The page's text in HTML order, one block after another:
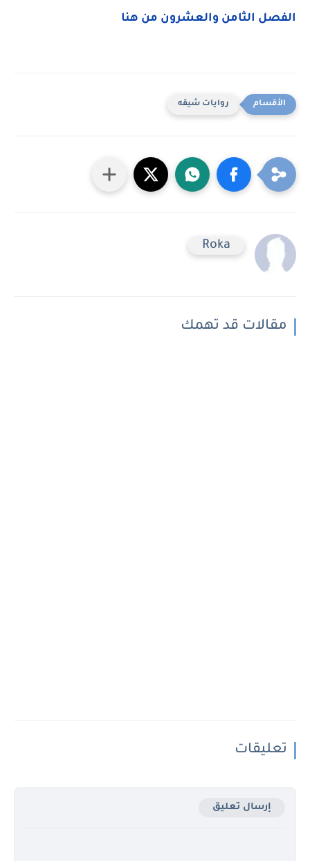
الفصل الثامن والعشرون من هنا
روايات شيقه
Roka
مقالات قد تهمك
تعليقات
إرسال تعليق